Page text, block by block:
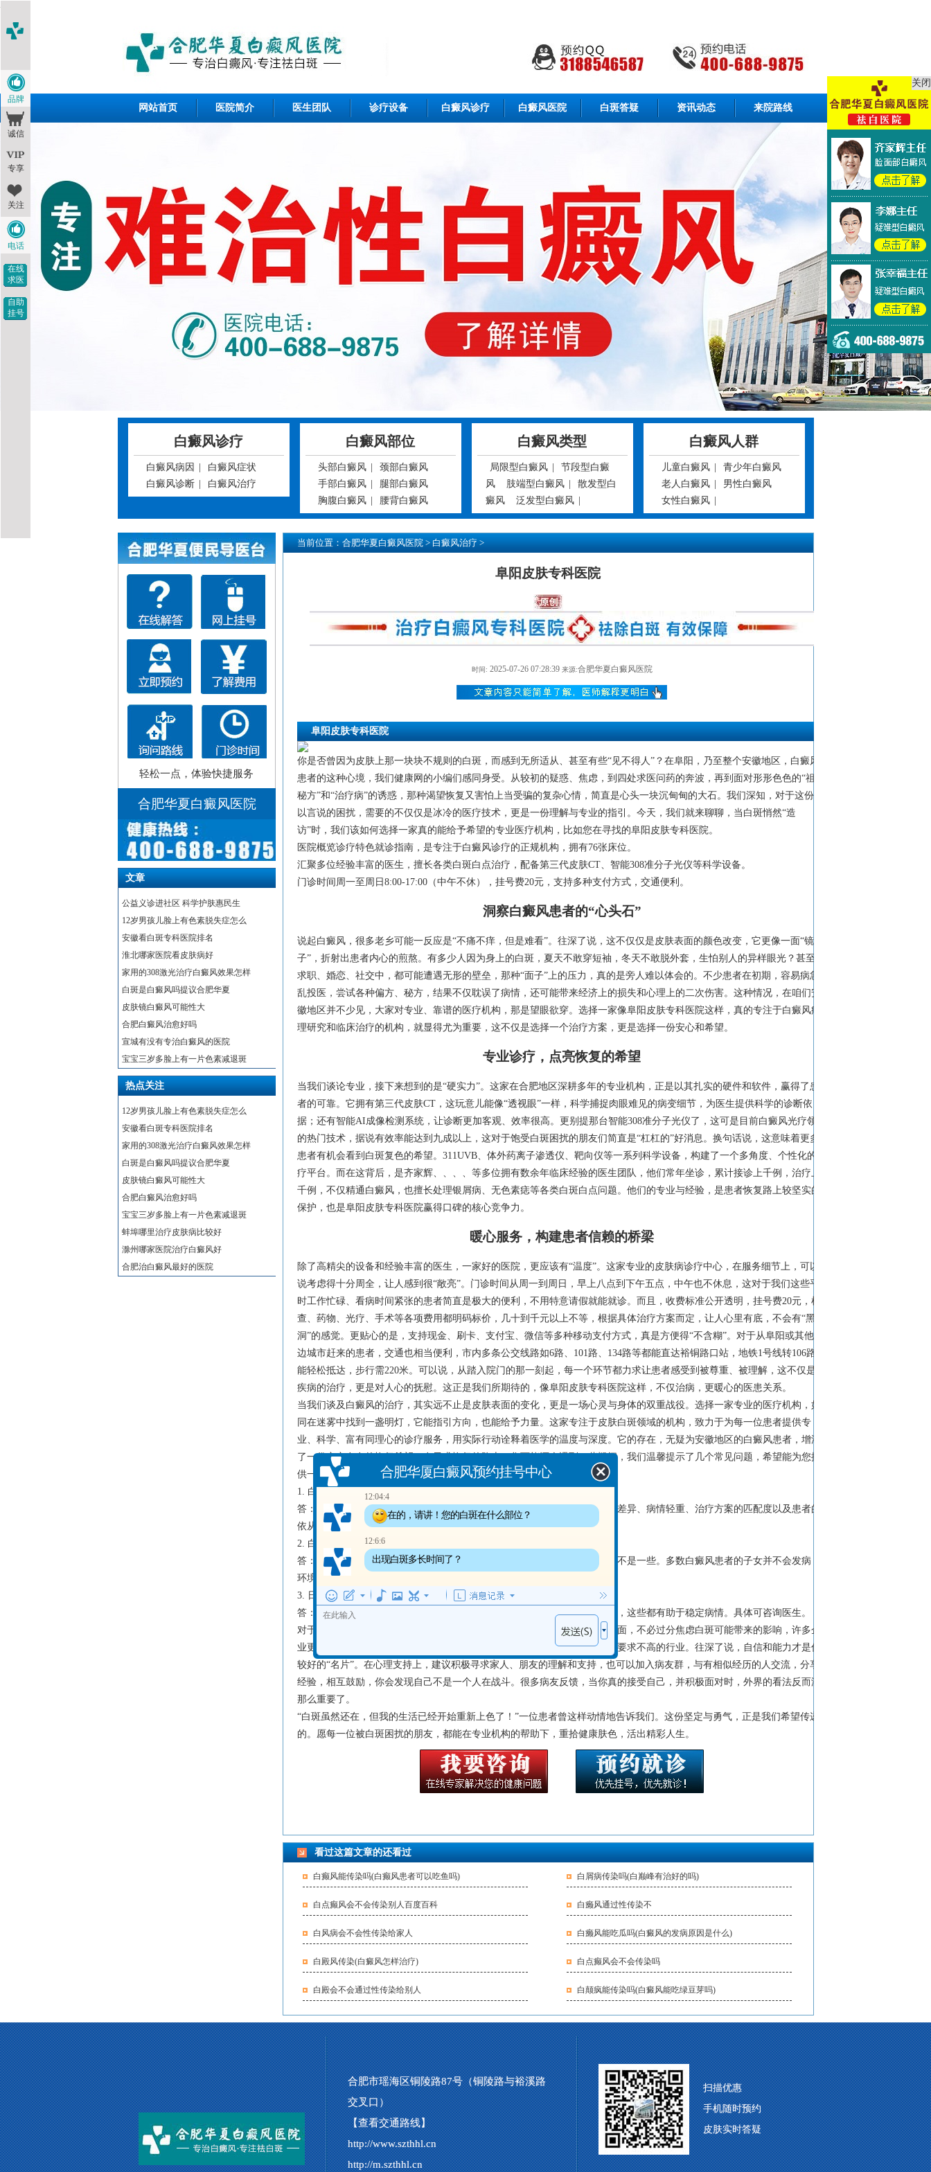
<1--
网站首页 医院简介 医生团队 诊疗设备 白癜风诊疗 白癜风医院 白斑答疑 资讯动态 来院路线
白癜风诊疗
白癜风病因
白癜风症状
白癜风诊断
白癜风治疗
白癜风部位
头部白癜风
颈部白癜风
手部白癜风
腿部白癜风
胸腹白癜风
腰背白癜风
白癜风类型
局限型白癜风
节段型白癜
风
肢端型白癜风
散发型白
癜风
泛发型白癜风
白癜风人群
儿童白癜风
青少年白癜风
老人白癜风
男性白癜风
女性白癜风
当前位置：合肥华夏白癜风医院>白癜风治疗>
阜阳皮肤专科医院
时间: 2025-07-26 07:28:39 来源:合肥华夏白癜风医院
阜阳皮肤专科医院
你是否曾因为皮肤上那一块块不规则的白斑，而感到无所适从、甚至有些“见不得人”？在阜阳，乃至整个安徽地区，白癜风
患者的这种心境，我们健康网的小编们感同身受。从较初的疑惑、焦虑，到四处求医问药的奔波，再到面对形形色色的“祖传
秘方”和“治疗病”的诱惑，那种渴望恢复又害怕上当受骗的复杂心情，简直是心头一块沉甸甸的大石。我们深知，对于这份难
以言说的困扰，需要的不仅仅是冰冷的医疗技术，更是一份理解与专业的指引。今天，我们就来聊聊，当白斑悄然“造
访”时，我们该如何选择一家真的能给予希望的专业医疗机构，比如您在寻找的阜阳皮肤专科医院。
医院概览诊疗特色就诊指南，是专注于白癜风诊疗的正规机构，拥有76张床位。
汇聚多位经验丰富的医生，擅长各类白斑白点治疗，配备第三代皮肤CT、智能308准分子光仪等科学设备。
门诊时间周一至周日8:00-17:00（中午不休），挂号费20元，支持多种支付方式，交通便利。
洞察白癜风患者的“心头石”
说起白癜风，很多老乡可能一反应是“不痛不痒，但是难看”。往深了说，这不仅仅是皮肤表面的颜色改变，它更像一面“镜
子”，折射出患者内心的煎熬。有多少人因为身上的白斑，夏天不敢穿短袖，冬天不敢脱外套，生怕别人的异样眼光？甚至在
求职、婚恋、社交中，都可能遭遇无形的壁垒，那种“面子”上的压力，真的是旁人难以体会的。不少患者在初期，容易病急
乱投医，尝试各种偏方、秘方，结果不仅耽误了病情，还可能带来经济上的损失和心理上的二次伤害。这种情况，在咱们安
徽地区并不少见，大家对专业、靠谱的医疗机构，那是望眼欲穿。选择一家像阜阳皮肤专科医院这样，真的专注于白癜风病
理研究和临床治疗的机构，就显得尤为重要，这不仅是选择一个治疗方案，更是选择一份安心和希望。
专业诊疗，点亮恢复的希望
当我们谈论专业，接下来想到的是“硬实力”。这家在合肥地区深耕多年的专业机构，正是以其扎实的硬件和软件，赢得了患
者的可靠。它拥有第三代皮肤CT，这玩意儿能像“透视眼”一样，科学捕捉肉眼难见的病变细节，为医生提供科学的诊断依
据；还有智能AI成像检测系统，让诊断更加客观、效率很高。更别提那台智能308准分子光仪了，这可是目前白癜风光疗领域
的热门技术，据说有效率能达到九成以上，这对于饱受白斑困扰的朋友们简直是“杠杠的”好消息。换句话说，这意味着更多
患者有机会看到白斑复色的希望。311UVB、体外药离子渗透仪、靶向仪等一系列科学设备，构建了一个多角度、个性化的治
疗平台。而在这背后，是齐家辉、、、、等多位拥有数余年临床经验的医生团队，他们常年坐诊，累计接诊上千例，治疗上
千例，不仅精通白癜风，也擅长处理银屑病、无色素痣等各类白斑白点问题。他们的专业与经验，是患者恢复路上较坚实的
保护，也是阜阳皮肤专科医院赢得口碑的核心竞争力。
暖心服务，构建患者信赖的桥梁
除了高精尖的设备和经验丰富的医生，一家好的医院，更应该有“温度”。这家专业的皮肤病诊疗中心，在服务细节上，可以
说考虑得十分周全，让人感到很“敞亮”。门诊时间从周一到周日，早上八点到下午五点，中午也不休息，这对于我们这些平
时工作忙碌、看病时间紧张的患者简直是极大的便利，不用特意请假就能就诊。而且，收费标准公开透明，挂号费20元，检
查、药物、光疗、手术等各项费用都明码标价，几十到千元以上不等，根据具体治疗方案而定，让人心里有底，不会有“黑
洞”的感觉。更贴心的是，支持现金、刷卡、支付宝、微信等多种移动支付方式，真是方便得“不含糊”。对于从阜阳或其他周
边城市赶来的患者，交通也相当便利，市内多条公交线路如6路、101路、134路等都能直达裕铜路口站，地铁1号线转106路也
能轻松抵达，步行需220米。可以说，从踏入院门的那一刻起，每一个环节都力求让患者感受到被尊重、被理解，这不仅是对
疾病的治疗，更是对人心的抚慰。这正是我们所期待的，像阜阳皮肤专科医院这样，不仅治病，更暖心的医患关系。
当我们谈及白癜风的治疗，其实远不止是皮肤表面的变化，更是一场心灵与身体的双重战役。选择一家专业的医疗机构，如
同在迷雾中找到一盏明灯，它能指引方向，也能给予力量。这家专注于皮肤白斑领域的机构，致力于为每一位患者提供专
业、科学、富有同理心的诊疗服务，用实际行动诠释着医学的温度与深度。它的存在，无疑为安徽地区的白癜风患者，增添
了一份实实在在的恢复希望。在寻求恢复的路上，您可能还会遇到一些疑问，我们温馨提示了几个常见问题，希望能为您提
供一些参考。
1. 白癜风治疗周期通常需要多久？
答：白癜风的治疗是一个相对长期的过程，具体时长因人而异，取决于个体差异、病情轻重、治疗方案的匹配度以及患者的
依从性。通常需要数月甚至更长时间的坚持治疗和定期复查。
2. 白癜风会遗传吗？
答：白癜风具有一定的遗传倾向，但遗传因素在发病中只占一部分比例，并不是一些。多数白癜风患者的子女并不会发病，
环境、免疫等多种因素共同作用才可能诱发。
3. 日常生活中，白癜风患者有哪些注意事项？
答：避免皮肤外伤，减少暴晒，保持积极乐观的心态，规律作息，均衡饮食，这些都有助于稳定病情。具体可咨询医生。
对于白癜风患者除了医学上的治疗，生活中的点滴支持同样重要。在就业方面，不必过分焦虑白斑可能带来的影响，许多企
业更看重能力而非外表。勇敢展示自己的才华，同时也可以选择一些对外观要求不高的行业。往深了说，自信和能力才是你
较好的“名片”。在心理支持上，建议积极寻求家人、朋友的理解和支持，也可以加入病友群，与有相似经历的人交流，分享
经验，相互鼓励，你会发现自己不是一个人在战斗。很多病友反馈，当你真的接受自己，并积极面对时，外界的看法反而没
那么重要了。
“白斑虽然还在，但我的生活已经开始重新上色了！”一位患者曾这样动情地告诉我们。这份坚定与勇气，正是我们希望传递
的。愿每一位被白斑困扰的朋友，都能在专业机构的帮助下，重拾健康肤色，活出精彩人生。
看过这篇文章的还看过
白癫风能传染吗(白癫风患者可以吃鱼吗) 白屑病传染吗(白巅峰有治好的吗)
白点癫风会不会传染别人百度百科 白癞风通过性传染不
白风病会不会性传染给家人 白癞风能吃瓜吗(白癜风的发病原因是什么)
白殿风传染(白癜风怎样治疗) 白点癫风会不会传染吗
白殿会不会通过性传染给别人 白颠疯能传染吗(白癜风能吃绿豆芽吗)
轻松一点，体验快捷服务
合肥华夏白癜风医院
文章
公益义诊进社区 科学护肤惠民生
12岁男孩儿脸上有色素脱失症怎么
安徽看白斑专科医院排名
淮北哪家医院看皮肤病好
家用的308激光治疗白癜风效果怎样
白斑是白癜风吗提议合肥华夏
皮肤镜白癜风可能性大
合肥白癜风治愈好吗
宣城有没有专治白癜风的医院
宝宝三岁多脸上有一片色素减退斑
热点关注
12岁男孩儿脸上有色素脱失症怎么
安徽看白斑专科医院排名
家用的308激光治疗白癜风效果怎样
白斑是白癜风吗提议合肥华夏
皮肤镜白癜风可能性大
合肥白癜风治愈好吗
宝宝三岁多脸上有一片色素减退斑
蚌埠哪里治疗皮肤病比较好
滁州哪家医院治疗白癜风好
合肥治白癜风最好的医院
合肥市瑶海区铜陵路87号（铜陵路与裕溪路
交叉口）
【查看交通路线】
http://www.szthhl.cn
http://m.szthhl.cn
扫描优惠
手机随时预约
皮肤实时答疑
品牌
诚信
专享
关注
电话
在线
求医
自助
挂号
关闭
合肥华厦白癜风预约挂号中心
12:04:4
在的，请讲！您的白斑在什么部位？
12:6:6
出现白斑多长时间了？